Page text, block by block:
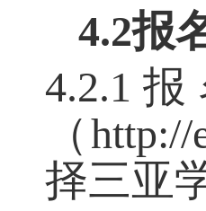
4.2报
4.2.1
（
择三亚